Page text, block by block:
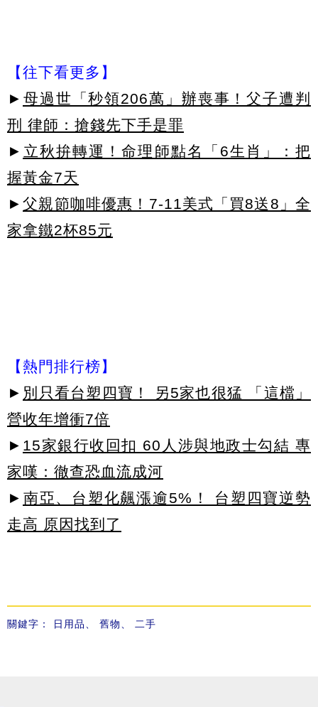
【往下看更多】
► 母過世「秒領206萬」辦喪事！父子遭判
刑 律師：搶錢先下手是罪
► 立秋拚轉運！命理師點名「6生肖」：把
握黃金7天
► 父親節咖啡優惠！7-11美式「買8送8」全
家拿鐵2杯85元
【熱門排行榜】
► 別只看台塑四寶！ 另5家也很猛 「這檔」
營收年增衝7倍
► 15家銀行收回扣 60人涉與地政士勾結 專
家嘆：徹查恐血流成河
► 南亞、台塑化飆漲逾5%！ 台塑四寶逆勢
走高 原因找到了
關鍵字： 日用品 舊物 二手